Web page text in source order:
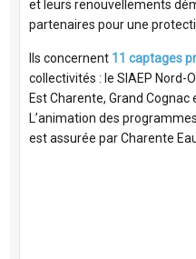
et leurs renouvellements
partenaires pour une
Ils concernent 11 captages
collectivités : le SIAEP Nord-
Est Charente, Grand
L’animation des
est assurée par Charente